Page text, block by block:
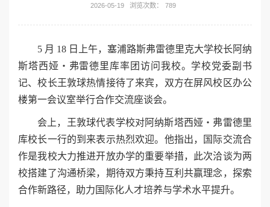
2026-05-19
浏览次数： 789
5 月 18 日上午，塞浦路斯弗雷德里克大学校长阿纳
斯塔西娅・弗雷德里库率团访问我校。学校党委副书
记、校长王敦球热情接待了来宾，双方在屏风校区办公
楼第一会议室举行合作交流座谈会。
会上，王敦球代表学校对阿纳斯塔西娅・弗雷德里
库校长一行的到来表示热烈欢迎。他指出，国际交流合
作是我校大力推进开放办学的重要举措，此次洽谈为两
校搭建了沟通桥梁，期待双方秉持互利共赢理念，探索
合作新路径，助力国际化人才培养与学术水平提升。